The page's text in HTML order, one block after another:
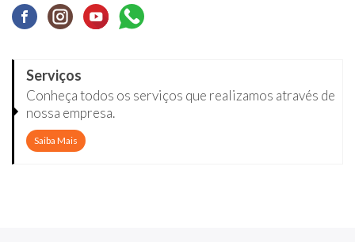
Serviços
Conheça todos os serviços que realizamos através de
nossa empresa.
Saiba Mais